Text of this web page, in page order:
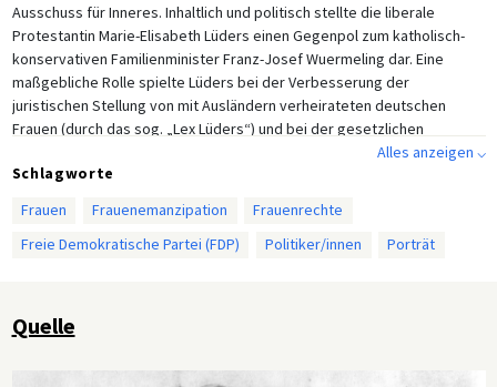
Ausschuss für Inneres. Inhaltlich und politisch stellte die liberale
Protestantin Marie-Elisabeth Lüders einen Gegenpol zum katholisch-
konservativen Familienminister Franz-Josef Wuermeling dar. Eine
maßgebliche Rolle spielte Lüders bei der Verbesserung der
juristischen Stellung von mit Ausländern verheirateten deutschen
Frauen (durch das sog. „Lex Lüders“) und bei der gesetzlichen
Ausgestaltung und Umsetzung der im Grundgesetz vorgesehenen
Gleichberechtigung von Mann und Frau durch das
Abrüstungskonferenz des Völkerbunds in Genf 1932.
Alles anzeigen ⌵
Schlagworte
Frauen
Frauenemanzipation
Frauenrechte
Freie Demokratische Partei (FDP)
Politiker/innen Porträt
Quelle